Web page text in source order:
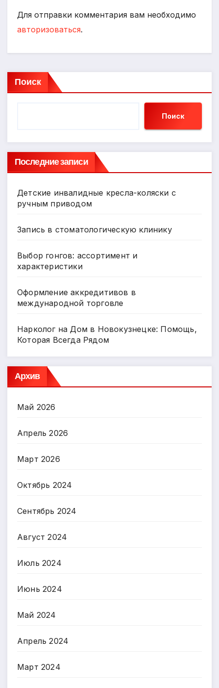
Для отправки комментария вам необходимо
авторизоваться.
Поиск
Поиск
Последние записи
Детские инвалидные кресла-коляски с
ручным приводом
Запись в стоматологическую клинику
Выбор гонгов: ассортимент и
характеристики
Оформление аккредитивов в
международной торговле
Нарколог на Дом в Новокузнецке: Помощь,
Которая Всегда Рядом
Архив
Май 2026
Апрель 2026
Март 2026
Октябрь 2024
Сентябрь 2024
Август 2024
Июль 2024
Июнь 2024
Май 2024
Апрель 2024
Март 2024